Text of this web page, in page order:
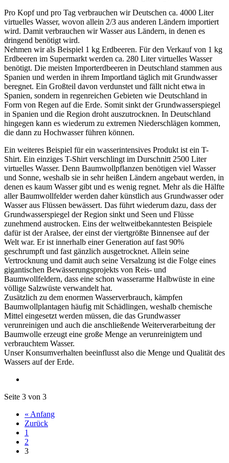
Pro Kopf und pro Tag verbrauchen wir Deutschen ca. 4000 Liter
virtuelles Wasser, wovon allein 2/3 aus anderen Ländern importiert
wird. Damit verbrauchen wir Wasser aus Ländern, in denen es
dringend benötigt wird.
Nehmen wir als Beispiel 1 kg Erdbeeren. Für den Verkauf von 1 kg
Erdbeeren im Supermarkt werden ca. 280 Liter virtuelles Wasser
benötigt. Die meisten Importerdbeeren in Deutschland stammen aus
Spanien und werden in ihrem Importland täglich mit Grundwasser
beregnet. Ein Großteil davon verdunstet und fällt nicht etwa in
Spanien, sondern in regenreichen Gebieten wie Deutschland in
Form von Regen auf die Erde. Somit sinkt der Grundwasserspiegel
in Spanien und die Region droht auszutrocknen. In Deutschland
hingegen kann es wiederum zu extremen Niederschlägen kommen,
die dann zu Hochwasser führen können.
Ein weiteres Beispiel für ein wasserintensives Produkt ist ein T-
Shirt. Ein einziges T-Shirt verschlingt im Durschnitt 2500 Liter
virtuelles Wasser. Denn Baumwollpflanzen benötigen viel Wasser
und Sonne, weshalb sie in sehr heißen Ländern angebaut werden, in
denen es kaum Wasser gibt und es wenig regnet. Mehr als die Hälfte
aller Baumwollfelder werden daher künstlich aus Grundwasser oder
Wasser aus Flüssen bewässert. Das führt wiederum dazu, dass der
Grundwasserspiegel der Region sinkt und Seen und Flüsse
zunehmend austrocken. Eins der weltweitbekanntesten Beispiele
dafür ist der Aralsee, der einst der viertgrößte Binnensee auf der
Welt war. Er ist innerhalb einer Generation auf fast 90%
geschrumpft und fast gänzlich ausgetrocknet. Allein seine
Vertrocknung und damit auch seine Versalzung ist die Folge eines
gigantischen Bewässerungsprojekts von Reis- und
Baumwollfeldern, dass eine schon wasserarme Halbwüste in eine
völlige Salzwüste verwandelt hat.
Zusätzlich zu dem enormen Wasserverbrauch, kämpfen
Baumwollplantagen häufig mit Schädlingen, weshalb chemische
Mittel eingesetzt werden müssen, die das Grundwasser
verunreinigen und auch die anschließende Weiterverarbeitung der
Baumwolle erzeugt eine große Menge an verunreinigtem und
verbrauchtem Wasser.
Unser Konsumverhalten beeinflusst also die Menge und Qualität des
Wassers auf der Erde.
Seite 3 von 3
« Anfang
Zurück
1
2
3